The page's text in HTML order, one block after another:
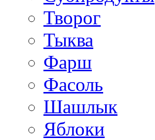
Творог
Тыква
Фарш
Фасоль
Шашлык
Яблоки